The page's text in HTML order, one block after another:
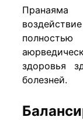
здоровья
болезней.